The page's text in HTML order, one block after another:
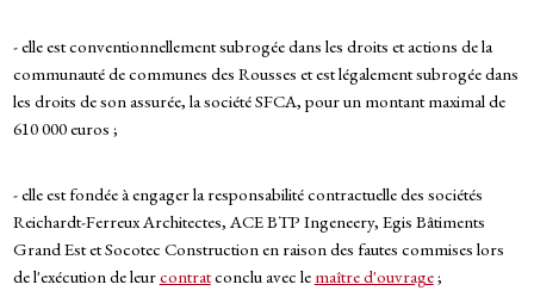
- elle est conventionnellement subrogée dans les droits et actions de la
communauté de communes des Rousses et est légalement subrogée dans
les droits de son assurée, la société SFCA, pour un montant maximal de
610 000 euros ;
- elle est fondée à engager la responsabilité contractuelle des sociétés
Reichardt-Ferreux Architectes, ACE BTP Ingeneery, Egis Bâtiments
Grand Est et Socotec Construction en raison des fautes commises lors
de l'exécution de leurcontratconclu avec le maître d'ouvrage;